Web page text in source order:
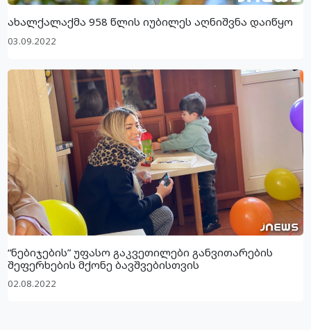
ახალქალაქმა 958 წლის იუბილეს აღნიშვნა დაიწყო
03.09.2022
“ნებიჯების” უფასო გაკვეთილები განვითარების
შეფერხების მქონე ბავშვებისთვის
02.08.2022